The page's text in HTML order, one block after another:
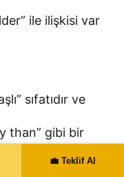
ile ilişkisi var
sıfatıdır ve
than” gibi bir
💼 Teklif Al